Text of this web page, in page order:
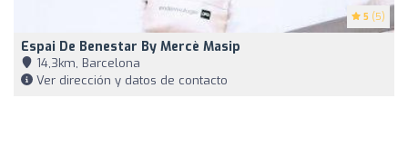
5 (5)
Espai De Benestar By Mercè Masip
14,3km, Barcelona
Ver dirección y datos de contacto